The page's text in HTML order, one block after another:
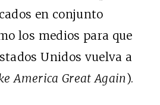
en conjunto
los medios para que
Unidos vuelva a
America Great Again).